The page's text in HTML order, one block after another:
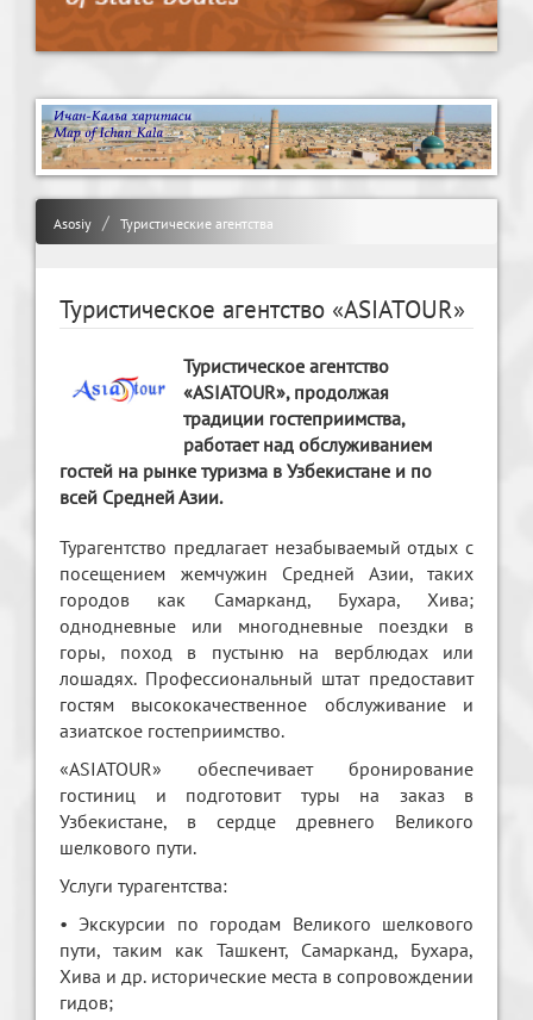
Asosiy Туристические агентства
Туристическое агентство «ASIATOUR»
Туристическое агентство
«ASIATOUR», продолжая
традиции гостеприимства,
работает над обслуживанием
гостей на рынке туризма в Узбекистане и по
всей Средней Азии.
Турагентство предлагает незабываемый отдых с
посещением жемчужин Средней Азии, таких
городов как Самарканд, Бухара, Хива;
однодневные или многодневные поездки в
горы, поход в пустыню на верблюдах или
лошадях. Профессиональный штат предоставит
гостям высококачественное обслуживание и
азиатское гостеприимство.
«ASIATOUR» обеспечивает бронирование
гостиниц и подготовит туры на заказ в
Узбекистане, в сердце древнего Великого
шелкового пути.
Услуги турагентства:
• Экскурсии по городам Великого шелкового
пути, таким как Ташкент, Самарканд, Бухара,
Хива и др. исторические места в сопровождении
гидов;